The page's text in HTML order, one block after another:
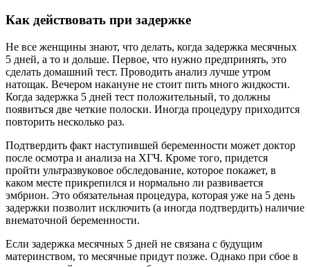
Как действовать при задержке
Не все женщины знают, что делать, когда задержка месячных
5 дней, а то и дольше. Первое, что нужно предпринять, это
сделать домашний тест. Проводить анализ лучше утром
натощак. Вечером накануне не стоит пить много жидкости.
Когда задержка 5 дней тест положительный, то должны
появиться две четкие полоски. Иногда процедуру приходится
повторить несколько раз.
Подтвердить факт наступившей беременности может доктор
после осмотра и анализа на ХГЧ. Кроме того, придется
пройти ультразвуковое обследование, которое покажет, в
каком месте прикрепился и нормально ли развивается
эмбрион. Это обязательная процедура, которая уже на 5 день
задержки позволит исключить (а иногда подтвердить) наличие
внематочной беременности.
Если задержка месячных 5 дней не связана с будущим
материнством, то месячные придут позже. Однако при сбое в